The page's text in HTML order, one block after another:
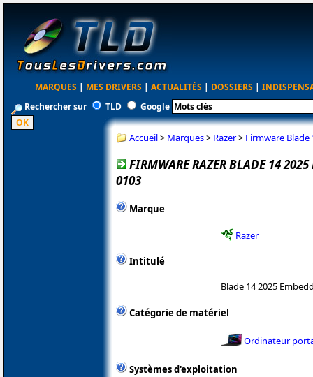
MARQUES | MES DRIVERS | ACTUALITÉS | DOSSIERS |
Rechercher sur
TLD Google
Accueil> Marques> Razer> Firmware
FIRMWARE RAZER BLADE 14
0103
Marque
Razer
Intitulé
Blade 14 2025
Catégorie de matériel
Ordinateur
Systèmes d'exploitation